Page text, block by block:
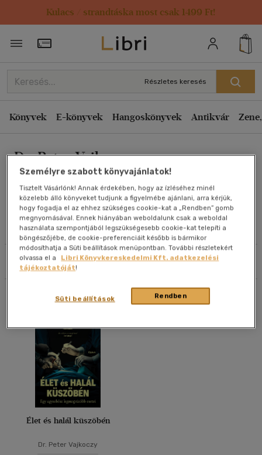
Kulacs / strandtáska most csak 1499 Ft!
Törzsvásárlói Kártya adatai
Részletes keresés
Könyvek E-könyvek Hangoskönyvek Antikvár
Dr. Peter Vajkoczy
Művei
Olvasói vélemények
Szűrés Rendezés
Rendezés
Kiadás éve szerint csökkenő
Ár szerint csökkenő
Eladott darabszám szerint csökkenő
Eladott darabszám szerint növekvő
Cím szerint A-Z
Szerző szerint A-Z
Megjelenítés
20 db / oldal
Összesen db
Élet és halál küszöbén
Dr. Peter Vajkoczy
Személyre szabott könyvajánlatok!
Tisztelt Vásárlónk! Annak érdekében, hogy az ízléséhez minél
közelebb álló könyveket tudjunk a figyelmébe ajánlani, arra kérjük,
hogy fogadja el az ehhez szükséges cookie-kat a „Rendben” gomb
megnyomásával. Ennek hiányában weboldalunk csak a weboldal
használata szempontjából legszükségesebb cookie-kat telepíti a
böngészőjébe, de cookie-preferenciáit később is bármikor
módosíthatja a Süti beállítások menüpontban. További részletekért
olvassa el a
Libri Könyvkereskedelmi Kft. adatkezelési
tájékoztatóját!
Rendben
Süti beállítások